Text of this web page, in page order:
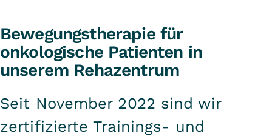
Bewegungstherapie für
onkologische Patienten in
unserem Rehazentrum
Seit November 2022 sind wir
zertifizierte Trainings- und